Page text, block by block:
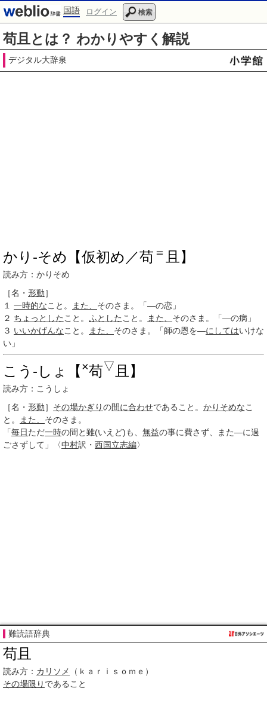
国語 ログイン 検索
苟且とは？ わかりやすく解説
デジタル大辞泉
かり‐そめ【仮初め／苟 ＝ 且】
読み方：かりそめ
［名・ 形動］
１
一時的なこと。 また、 そのさま。「―の恋」
２ ちょっとした こと。 ふとした こと。 また、 そのさま。「―の病」
３ いいかげんなこと。 また、 そのさま。「師の恩を―にしてはいけな
い」
こう‐しょ【 ×苟▽ 且】
読み方：こうしょ
［名・ 形動］ その場かぎりの間に合わせであること。 かりそめなこ
と。
また、 そのさま。
「毎日ただ一時の間と雖(いえど)も、 無益の事に費さず、また―に過
ごさずして」〈中村訳・ 西国立志編〉
難読語辞典
苟且
読み方： カリソメ
（ｋａｒｉｓｏｍｅ）
その場限り であること